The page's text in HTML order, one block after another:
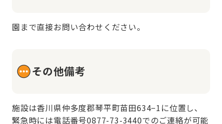
園まで直接お問い合わせください。
その他備考
施設は香川県仲多度郡琴平町苗田634−1に位置し、
緊急時には電話番号0877-73-3440でのご連絡が可能